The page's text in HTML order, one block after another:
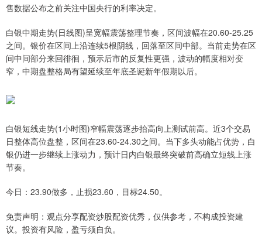
售数据公布之前关注中国央行的利率决定。
白银中期走势(日线图)呈宽幅震荡整理节奏，区间波幅在20.60-25.25
之间。银价在区间上沿连续5根阴线，回落至区间中部。当前走势在区
间中间部分来回徘徊，预示后市的反复性更强，波动的幅度相对变
窄，中期盘整格局有望延续至年底圣诞新年假期以后。
白银短线走势(1小时图)窄幅震荡逐步抬高向上测试前高。近3个交易
日整体高位盘整，区间在23.60-24.30之间。当下多头动能占优势，白
银仍进一步继续上涨动力，预计日内白银最终突破前高确立短线上涨
节奏。
今日：23.90做多，止损23.60，目标24.50。
免责声明：观点分享配资炒股配资优秀，仅供参考，不构成投资建
议。投资有风险，盈亏须自负。